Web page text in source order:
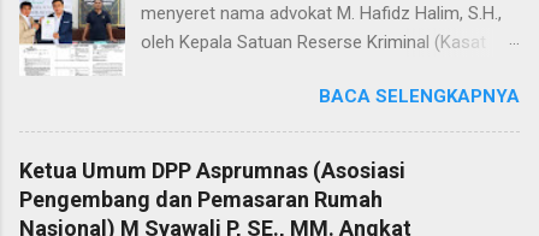
menyeret nama advokat M. Hafidz Halim, S.H.,
oleh Kepala Satuan Reserse Kriminal (Kasat
Y., S.T.K., S.I.K., M.H., menuai sorotan tajam dari
kalangan advokat dan pemerhati hukum. Proses
penyelidikan hingga penyidikan yang dilakukan
dinilai sarat kejanggalan dan berpotensi
mengarah pada dugaan kriminalisasi profesi
BACA SELENGKAPNYA
Ketua Umum DPP Asprumnas (Asosiasi
Pengembang dan Pemasaran Rumah
Nasional) M Syawali P, SE., MM. Angkat